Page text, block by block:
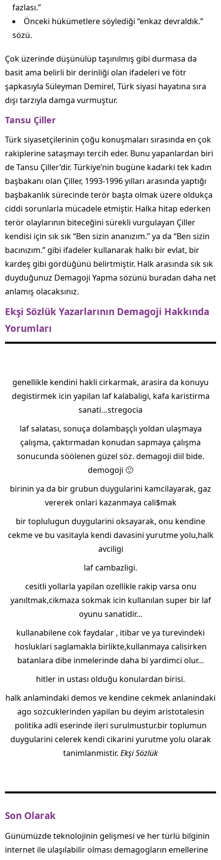
fazlası.”
Önceki hükümetlere söylediği “enkaz devraldık.”
sözü.
Çok üzerinde düşünülüp taşınılmış gibi durmasa da
basit ama belirli bir derinliği olan ifadeleri ve fötr
şapkasıyla Süleyman Demirel, Türk siyasi hayatına sıra
dışı tarzıyla damga vurmuştur.
Tansu Çiller
Türk siyasetçilerinin çoğu konuşmaları sırasında en çok
rakiplerine sataşmayı tercih eder. Bunu yapanlardan biri
de Tansu Çiller’dir. Türkiye’nin bugüne kadarki tek kadın
başbakanı olan Çiller, 1993-1996 yılları arasında yaptığı
başbakanlık sürecinde terör başta olmak üzere oldukça
ciddi sorunlarla mücadele etmiştir. Halka hitap ederken
terör olaylarının biteceğini sürekli vurgulayan Çiller
kendisi için sık sık “Ben sizin ananızım.” ya da “Ben sizin
bacınızım.” gibi ifadeler kullanarak halkı bir evlat, bir
kardeş gibi gördüğünü belirtmiştir. Halk arasında sık sık
duyduğunuz Demagoji Yapma sözünü buradan daha net
anlamış olacaksınız.
Ekşi Sözlük Yazarlarının Demagoji Hakkında
Yorumları
genellikle kendini hakli cirkarmak, arasira da konuyu
degistirmek icin yapilan laf kalabaligi, kafa karistirma
sanati…stregocia
laf salatası, sonuça dolambaşçlı yoldan ulaşmaya
çalışma, çaktırmadan konudan sapmaya çalışma
sonucunda söölenen güzel söz. demagoji diil bide.
demogoji 🙂
birinin ya da bir grubun duygularini kamcilayarak, gaz
vererek onlari kazanmaya cali$mak
bir toplulugun duygularini oksayarak, onu kendine
cekme ve bu vasitayla kendi davasini yurutme yolu,halk
avciligi
laf cambazligi.
cesitli yollarla yapilan ozellikle rakip varsa onu
yanıltmak,cikmaza sokmak icin kullanılan super bir laf
oyunu sanatidir…
kullanabilene cok faydalar , itibar ve ya turevindeki
hosluklari saglamakla birlikte,kullanmaya calisirken
batanlara dibe inmelerinde daha bi yardimci olur…
hitler in ustası olduğu konulardan birisi.
halk anlamindaki demos ve kendine cekmek anlanindaki
ago sozcuklerinden yapilan bu deyim aristotalesin
politika adli eserinde ileri surulmustur.bir toplumun
duygularini celerek kendi cikarini yurutme yolu olarak
tanimlanmistir. Ekşi Sözlük
Son Olarak
Günümüzde teknolojinin gelişmesi ve her türlü bilginin
internet ile ulaşılabilir olması demagogların emellerine